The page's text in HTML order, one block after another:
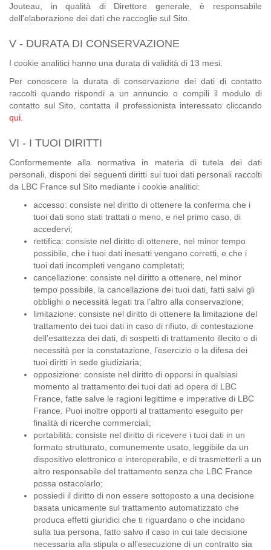
Jouteau, in qualità di Direttore generale, è responsabile
dell'elaborazione dei dati che raccoglie sul Sito.
V - DURATA DI CONSERVAZIONE
I cookie analitici hanno una durata di validità di 13 mesi.
Per conoscere la durata di conservazione dei dati di contatto
raccolti quando rispondi a un annuncio o compili il modulo di
contatto sul Sito, contatta il professionista interessato cliccando
qui
VI - I TUOI DIRITTI
Conformemente alla normativa in materia di tutela dei dati
personali, disponi dei seguenti diritti sui tuoi dati personali raccolti
da LBC France sul Sito mediante i cookie analitici:
accesso: consiste nel diritto di ottenere la conferma che i
tuoi dati sono stati trattati o meno, e nel primo caso, di
accedervi;
rettifica: consiste nel diritto di ottenere, nel minor tempo
possibile, che i tuoi dati inesatti vengano corretti, e che i
tuoi dati incompleti vengano completati;
cancellazione: consiste nel diritto a ottenere, nel minor
tempo possibile, la cancellazione dei tuoi dati, fatti salvi gli
obblighi o necessità legati tra l’altro alla conservazione;
limitazione: consiste nel diritto di ottenere la limitazione del
trattamento dei tuoi dati in caso di rifiuto, di contestazione
dell’esattezza dei dati, di sospetti di trattamento illecito o di
necessità per la constatazione, l’esercizio o la difesa dei
tuoi diritti in sede giudiziaria;
opposizione: consiste nel diritto di opporsi in qualsiasi
momento al trattamento dei tuoi dati ad opera di LBC
France, fatte salve le ragioni legittime e imperative di LBC
France. Puoi inoltre opporti al trattamento eseguito per
finalità di ricerche commerciali;
portabilità: consiste nel diritto di ricevere i tuoi dati in un
formato strutturato, comunemente usato, leggibile da un
dispositivo elettronico e interoperabile, e di trasmetterli a un
altro responsabile del trattamento senza che LBC France
possa ostacolarlo;
possiedi il diritto di non essere sottoposto a una decisione
basata unicamente sul trattamento automatizzato che
produca effetti giuridici che ti riguardano o che incidano
sulla tua persona, fatto salvo il caso in cui tale decisione
necessaria alla stipula o all’esecuzione di un contratto sia